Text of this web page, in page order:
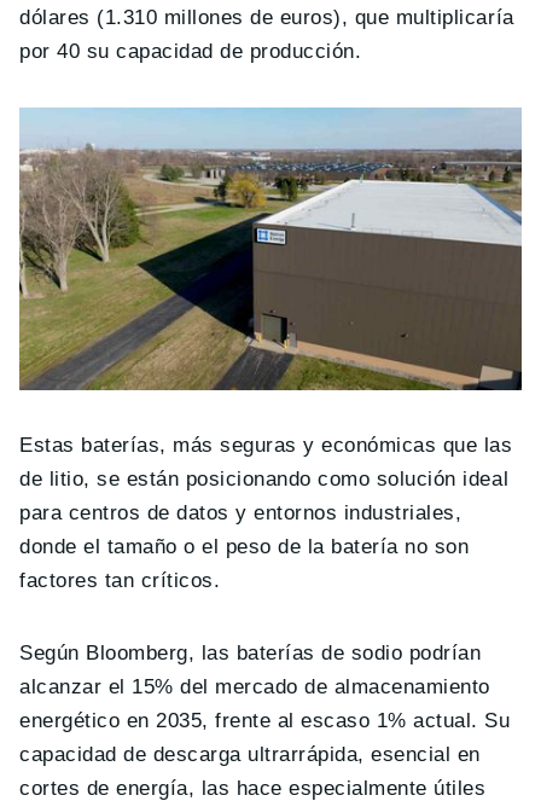
dólares (1.310 millones de euros), que multiplicaría
por 40 su capacidad de producción.
Estas baterías, más seguras y económicas que las
de litio, se están posicionando como solución ideal
para centros de datos y entornos industriales,
donde el tamaño o el peso de la batería no son
factores tan críticos.
Según Bloomberg, las baterías de sodio podrían
alcanzar el 15% del mercado de almacenamiento
energético en 2035, frente al escaso 1% actual. Su
capacidad de descarga ultrarrápida, esencial en
cortes de energía, las hace especialmente útiles